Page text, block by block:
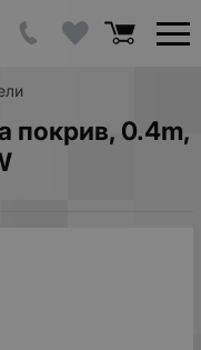
покрив, 0.4m,